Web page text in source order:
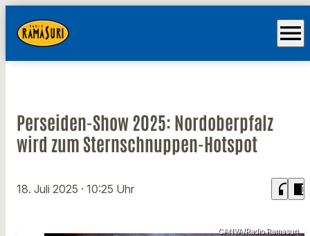
menu
Perseiden-Show 2025: Nordoberpfalz
wird zum Sternschnuppen-Hotspot
18. Juli 2025 · 10:25 Uhr headphones chrome_reader_mode
CANVA/Radio Ramasuri